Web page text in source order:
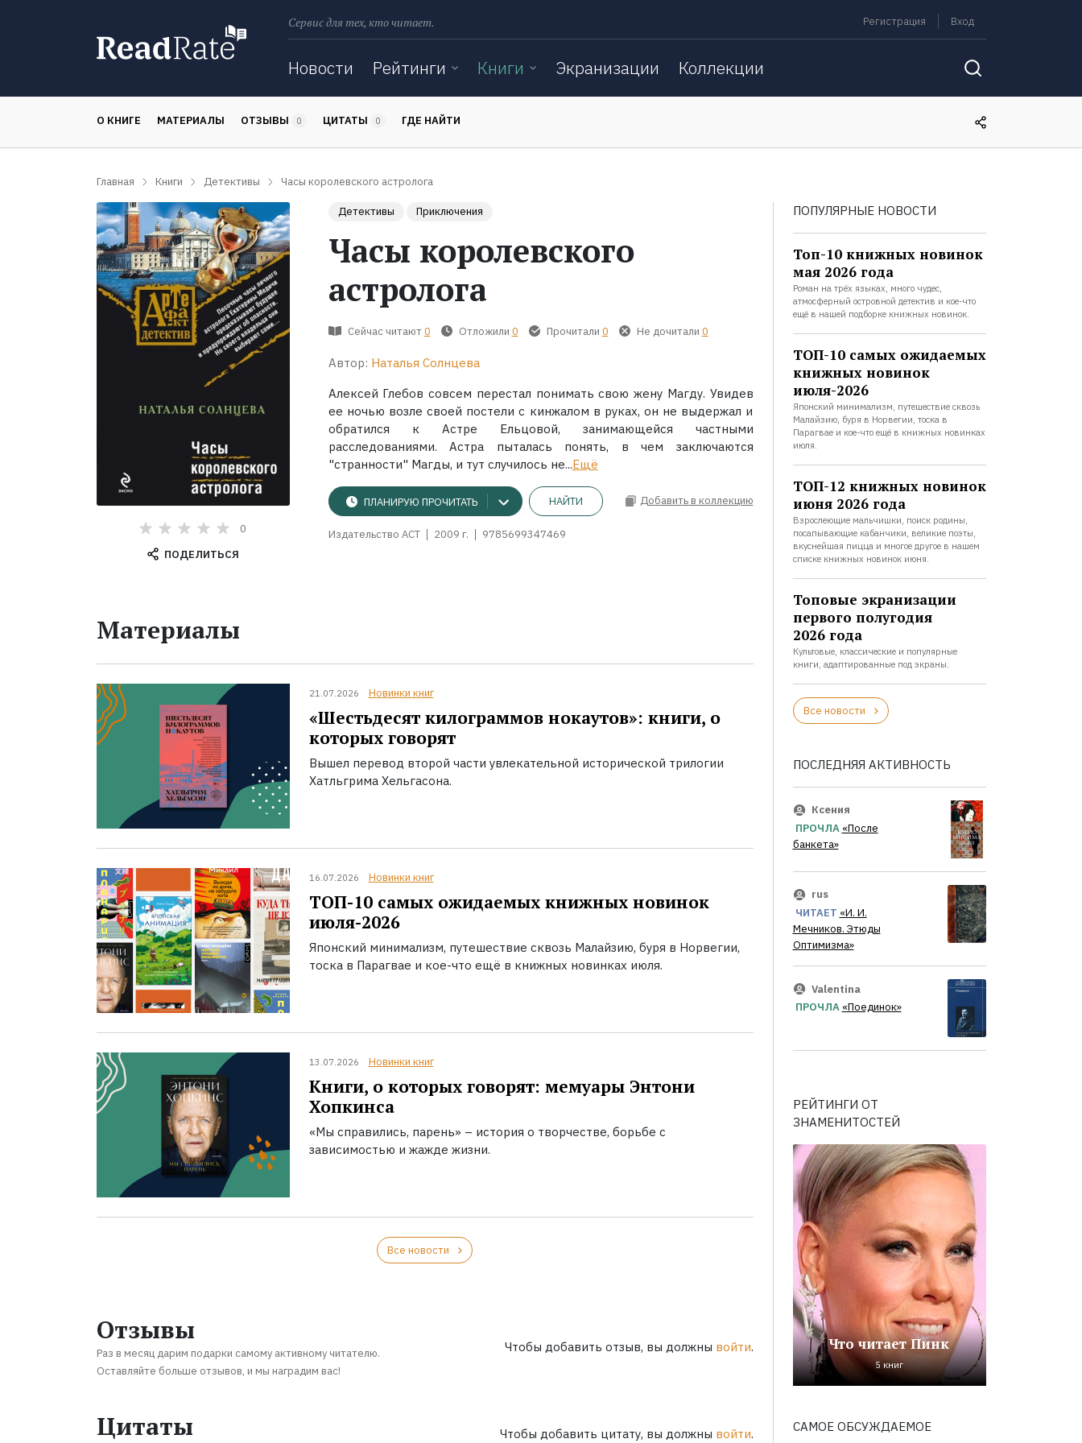
Сервис для тех, кто читает. Регистрация Вход
Новости Рейтинги Книги Экранизации Коллекции
О КНИГЕ МАТЕРИАЛЫ ОТЗЫВЫ 0 ЦИТАТЫ 0 ГДЕ НАЙТИ
Главная Книги Детективы Часы королевского астролога
0
ПОДЕЛИТЬСЯ
Детективы Приключения
Часы королевского
астролога
Сейчас читают 0 Отложили 0 Прочитали 0 Не дочитали 0
Автор: Наталья Солнцева
Алексей Глебов совсем перестал понимать свою жену Магду. Увидев
ее ночью возле своей постели с кинжалом в руках, он не выдержал и
обратился к Астре Ельцовой, занимающейся частными
расследованиями. Астра пыталась понять, в чем заключаются
"странности" Магды, и тут случилось не...Ещё
ПЛАНИРУЮ ПРОЧИТАТЬ НАЙТИ Добавить в коллекцию
Издательство АСТ 2009 г. 9785699347469
Материалы
21.07.2026 Новинки книг
«Шестьдесят килограммов нокаутов»: книги, о
которых говорят
Вышел перевод второй части увлекательной исторической трилогии
Хатльгрима Хельгасона.
16.07.2026 Новинки книг
ТОП-10 самых ожидаемых книжных новинок
июля-2026
Японский минимализм, путешествие сквозь Малайзию, буря в Норвегии,
тоска в Парагвае и кое-что ещё в книжных новинках июля.
13.07.2026 Новинки книг
Книги, о которых говорят: мемуары Энтони
Хопкинса
«Мы справились, парень» – история о творчестве, борьбе с
зависимостью и жажде жизни.
Все новости
Отзывы
Раз в месяц дарим подарки самому активному читателю.
Оставляйте больше отзывов, и мы наградим вас!
Чтобы добавить отзыв, вы должны войти.
Цитаты Чтобы добавить цитату, вы должны войти.
ПОПУЛЯРНЫЕ НОВОСТИ
Топ-10 книжных новинок
мая 2026 года
Роман на трёх языках, много чудес,
атмосферный островной детектив и кое-что
ещё в нашей подборке книжных новинок.
ТОП-10 самых ожидаемых
книжных новинок
июля-2026
Японский минимализм, путешествие сквозь
Малайзию, буря в Норвегии, тоска в
Парагвае и кое-что ещё в книжных новинках
июля.
ТОП-12 книжных новинок
июня 2026 года
Взрослеющие мальчишки, поиск родины,
посапывающие кабанчики, великие поэты,
вкуснейшая пицца и многое другое в нашем
списке книжных новинок июня.
Топовые экранизации
первого полугодия
2026 года
Культовые, классические и популярные
книги, адаптированные под экраны.
Все новости
ПОСЛЕДНЯЯ АКТИВНОСТЬ
Ксения
ПРОЧЛА «После
банкета»
rus
ЧИТАЕТ «И. И.
Мечников. Этюды
Оптимизма»
Valentina
ПРОЧЛА «Поединок»
РЕЙТИНГИ ОТ
ЗНАМЕНИТОСТЕЙ
Что читает Пинк
5 книг
САМОЕ ОБСУЖДАЕМОЕ